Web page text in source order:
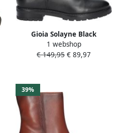
Gioia Solayne Black
1 webshop
€ 149,95 € 89,97
39%